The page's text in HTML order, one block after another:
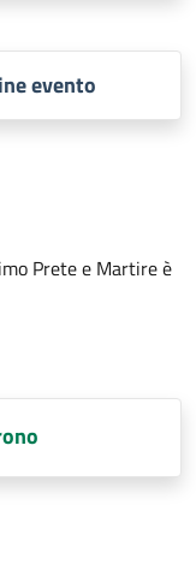
evento
Prete e Martire è